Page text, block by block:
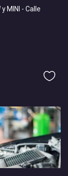
MINI - Calle